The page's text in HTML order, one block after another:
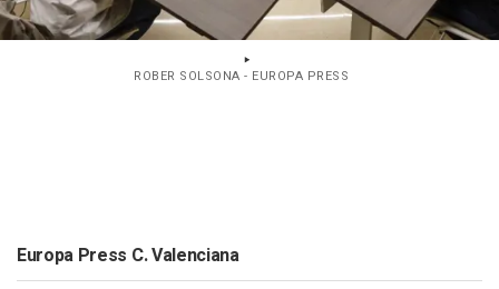
ROBER SOLSONA - EUROPA PRESS
Europa Press C. Valenciana